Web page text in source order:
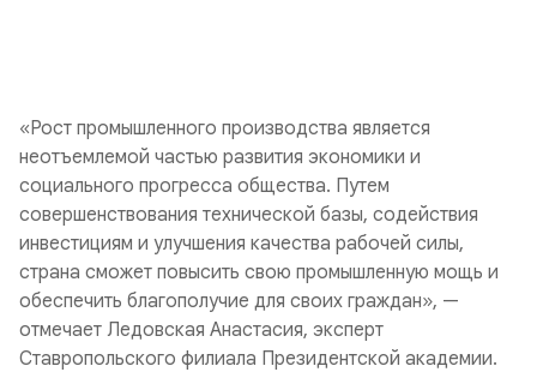
«Рост промышленного производства является
неотъемлемой частью развития экономики и
социального прогресса общества. Путем
совершенствования технической базы, содействия
инвестициям и улучшения качества рабочей силы,
страна сможет повысить свою промышленную мощь и
обеспечить благополучие для своих граждан», —
отмечает Ледовская Анастасия, эксперт
Ставропольского филиала Президентской академии.